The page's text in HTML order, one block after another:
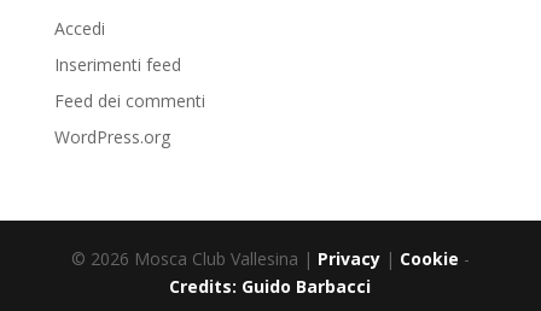
Accedi
Inserimenti feed
Feed dei commenti
WordPress.org
© 2026 Mosca Club Vallesina | Privacy| Cookie -
Credits: Guido Barbacci